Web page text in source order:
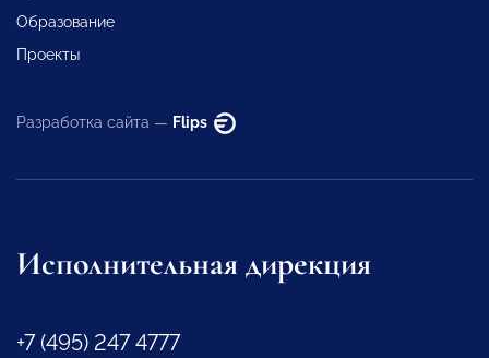
Образование
Проекты
Разработка сайта — Flips
Исполнительная дирекция
+7 (495) 247 4777